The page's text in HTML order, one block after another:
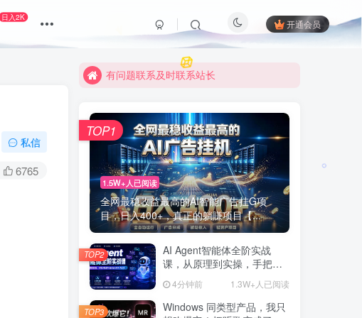
日入2K
开通会员
私信
6765
有问题联系及时联系站长
1.5W+人已阅读
全网最稳收益最高的AI智能广告挂G项
目，日入400+，真正的躺賺项目【...
TOP1
AI Agent智能体全阶实战
课，从原理到实操，手把手
4分钟前 1.3W+人已阅读
TOP2
Windows 同类型产品，我只
TOP3